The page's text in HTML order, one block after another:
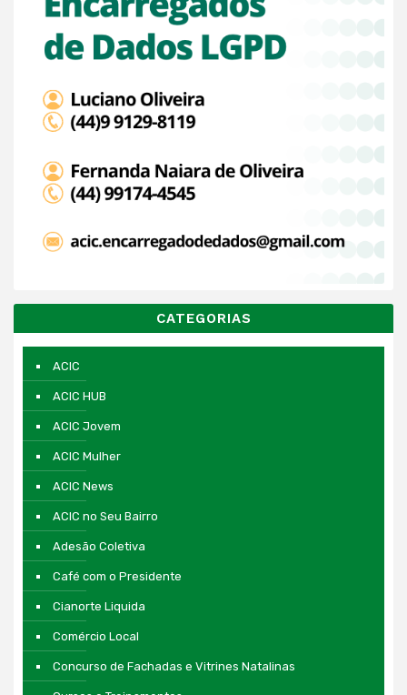
CATEGORIAS
ACIC
ACIC HUB
ACIC Jovem
ACIC Mulher
ACIC News
ACIC no Seu Bairro
Adesão Coletiva
Café com o Presidente
Cianorte Liquida
Comércio Local
Concurso de Fachadas e Vitrines Natalinas